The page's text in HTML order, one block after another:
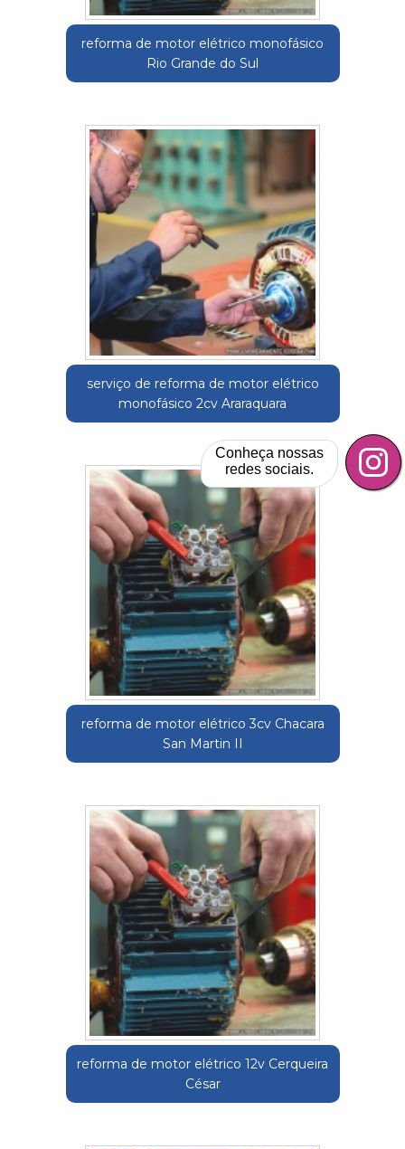
reforma de motor elétrico monofásico
Rio Grande do Sul
serviço de reforma de motor elétrico
monofásico 2cv Araraquara
reforma de motor elétrico 3cv Chacara
San Martin II
reforma de motor elétrico 12v Cerqueira
César
Conheça nossas
redes sociais.